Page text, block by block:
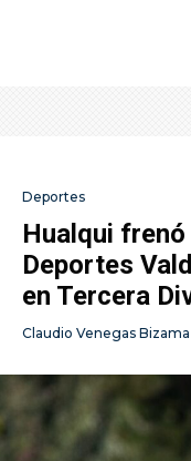
Deportes
Hualqui
Deportes
en Tercera
Claudio Venegas Bizama